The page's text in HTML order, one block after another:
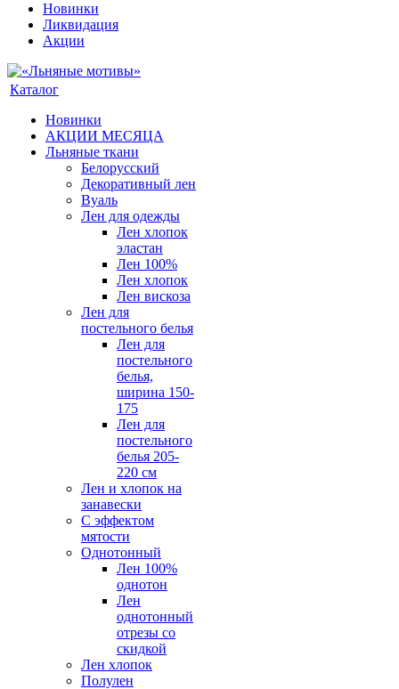
Новинки
Ликвидация
Акции
Каталог
Новинки
АКЦИИ МЕСЯЦА
Льняные ткани
Белорусский
Декоративный лен
Вуаль
Лен для одежды
Лен хлопок
эластан
Лен 100%
Лен хлопок
Лен вискоза
Лен для
постельного белья
Лен для
постельного
белья,
ширина 150-
175
Лен для
постельного
белья 205-
220 см
Лен и хлопок на
занавески
С эффектом
мятости
Однотонный
Лен 100%
однотон
Лен
однотонный
отрезы со
скидкой
Лен хлопок
Полулен